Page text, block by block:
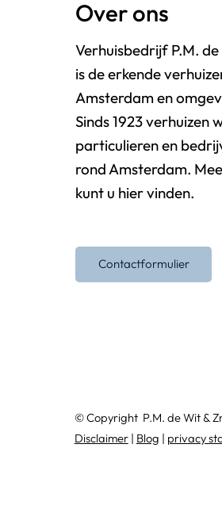
© Copyright P.M. de Wit &
Disclaimer| Blog | privacy
Over ons
Verhuisbedrijf P.M.
is de erkende
Amsterdam en
Sinds 1923 verhuizen
particulieren en
rond Amsterdam.
kunt u hier vinden.
Contactformulier